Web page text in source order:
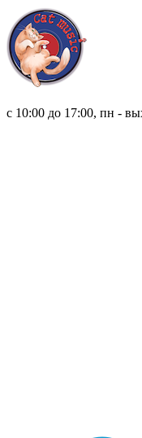
с 10:00 до 17:00, пн -